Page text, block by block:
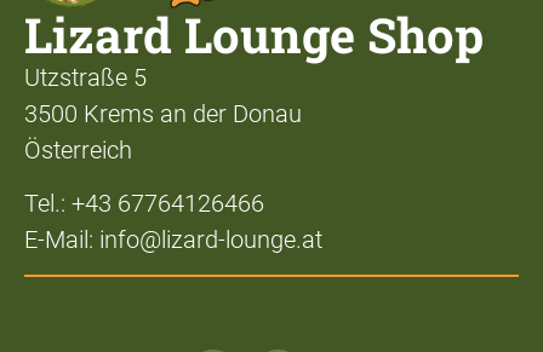
Lizard Lounge Shop
Utzstraße 5
3500 Krems an der Donau
Österreich
Tel.: +43 67764126466
E-Mail: info@lizard-lounge.at